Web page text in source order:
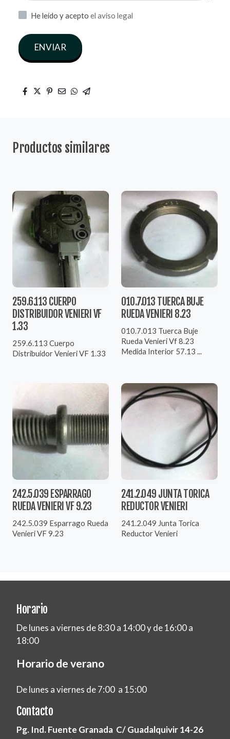
He leído y acepto el aviso legal
ENVIAR
Productos similares
259.6.113 CUERPO
DISTRIBUIDOR VENIERI VF
1.33
259.6.113 Cuerpo
Distribuidor Venieri VF 1.33
010.7.013 TUERCA BUJE
RUEDA VENIERI 8.23
010.7.013 Tuerca Buje
Rueda Venieri Vf 8.23
Medida Interior 57.13 ...
242.5.039 ESPARRAGO
RUEDA VENIERI VF 9.23
242.5.039 Esparrago Rueda
Venieri VF 9.23
241.2.049 JUNTA TORICA
REDUCTOR VENIERI
241.2.049 Junta Torica
Reductor Venieri
Horario
De lunes a viernes de 8:30 a 14:00 y de 16:00 a
18:00
Horario de verano
De lunes a viernes de 7:00 a 15:00
Contacto
Pg. Ind. Fuente Granada C/ Guadalquivir 14-26